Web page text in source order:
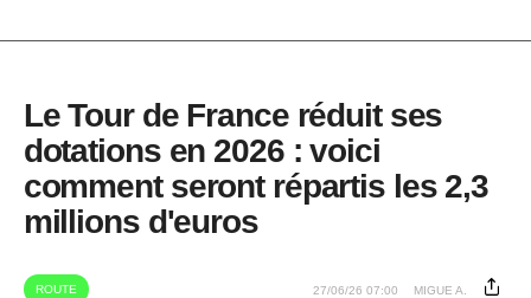
Le Tour de France réduit ses
dotations en 2026 : voici
comment seront répartis les 2,3
millions d'euros
ROUTE 27/06/26 07:00 MIGUE A.